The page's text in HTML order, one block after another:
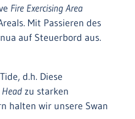
Fire Exercising Area
Mit Passieren des
auf Steuerbord aus.
d.h. Diese
zu starken
halten wir unsere Swan